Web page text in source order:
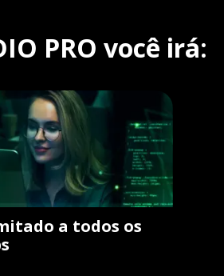
PRO você irá:
a todos os